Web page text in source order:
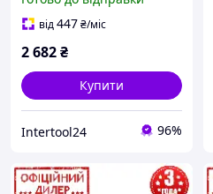
i-Solo (без АКБ і ЗП)
від447₴/міс
2 682₴
Купити
Intertool24 96%